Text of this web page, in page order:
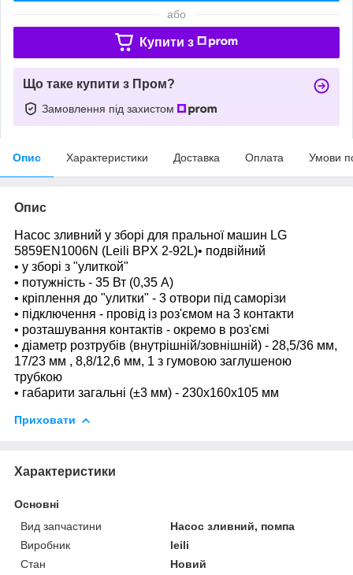
або
Купити з
Що таке купити з Пром?
Замовлення під захистом
Опис Характеристики Доставка Оплата Умови
Опис
Насос зливний у зборі для пральної машин LG
5859EN1006N (Leili BPX 2-92L)• подвійний
• у зборі з "улиткой"
• потужність - 35 Вт (0,35 А)
• кріплення до "улитки" - 3 отвори під саморізи
• підключення - провід із роз'ємом на 3 контакти
• розташування контактів - окремо в роз'ємі
• діаметр розтрубів (внутрішній/зовнішній) - 28,5/36 мм,
17/23 мм , 8,8/12,6 мм, 1 з гумовою заглушеною
трубкою
• габарити загальні (±3 мм) - 230х160х105 мм
Приховати
Характеристики
Основні
Вид запчастини
Насос зливний, помпа
Виробник
leili
Стан
Новий